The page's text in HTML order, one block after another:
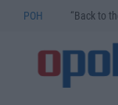
ΡΟΗ